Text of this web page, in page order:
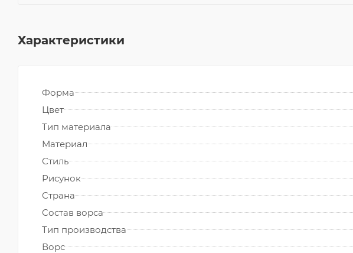
Характеристики
Форма
Цвет
Тип материала
Материал
Стиль
Рисунок
Страна
Состав ворса
Тип производства
Ворс